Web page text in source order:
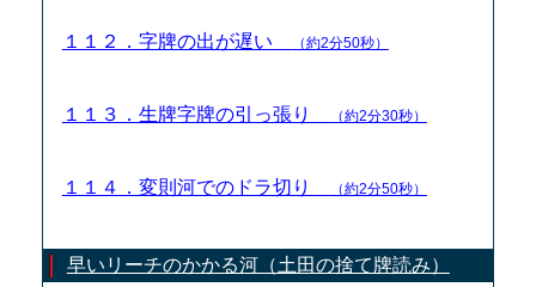
１１２．字牌の出が遅い （約2分50秒）
１１３．生牌字牌の引っ張り （約2分30秒）
１１４．変則河でのドラ切り （約2分50秒）
早いリーチのかかる河（土田の捨て牌読み）